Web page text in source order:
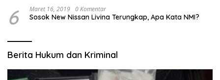
6 Maret 16, 2019 0 Komentar
Sosok New Nissan Livina Terungkap, Apa Kata NMI?
Berita Hukum dan Kriminal